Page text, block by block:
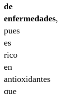
de
enfermedades,
pues
es
rico
en
antioxidantes
que